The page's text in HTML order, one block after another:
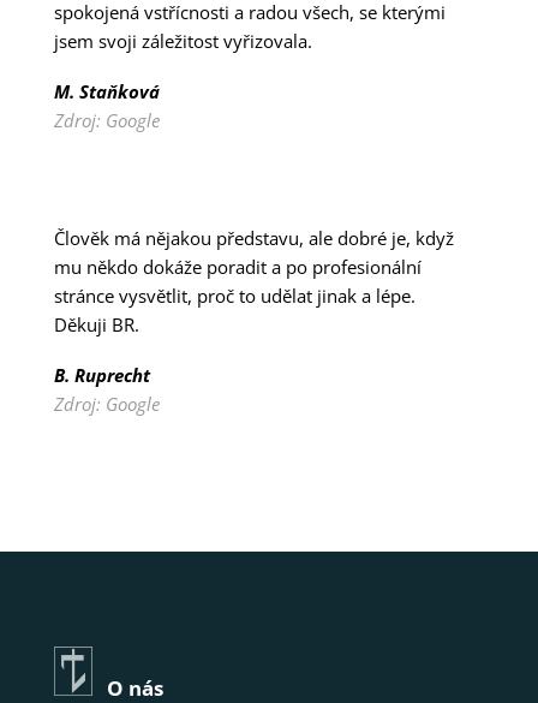
spokojená vstřícnosti a radou všech, se kterými
jsem svoji záležitost vyřizovala.
M. Staňková
Zdroj: Google
Člověk má nějakou představu, ale dobré je, když
mu někdo dokáže poradit a po profesionální
stránce vysvětlit, proč to udělat jinak a lépe.
Děkuji BR.
B. Ruprecht
Zdroj: Google
O nás